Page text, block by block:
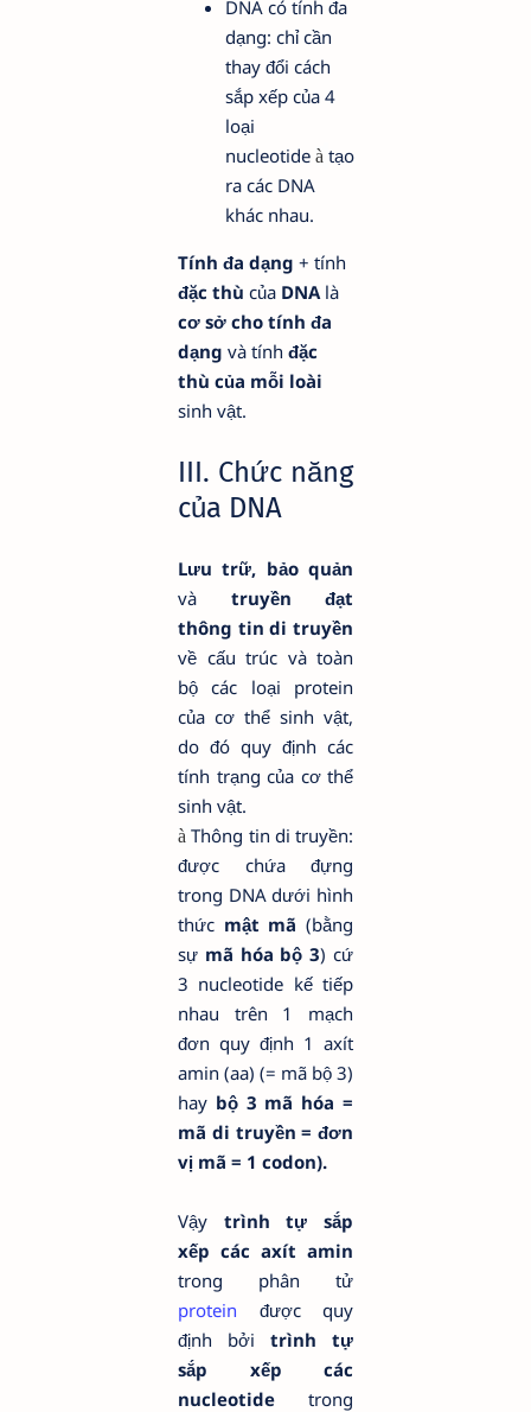
DNA có tính đa
dạng: chỉ cần
thay đổi cách
sắp xếp của 4
loại
nucleotide à tạo
ra các DNA
khác nhau.
Tính đa dạng + tính
đặc thù của DNA là
cơ sở cho tính đa
dạng và tính đặc
thù của mỗi loài
sinh vật.
III. Chức năng
của DNA
Lưu trữ, bảo quản
và truyền đạt
thông tin di truyền
về cấu trúc và toàn
bộ các loại protein
của cơ thể sinh vật,
do đó quy định các
tính trạng của cơ thể
sinh vật.
à Thông tin di truyền:
được chứa đựng
trong DNA dưới hình
thức mật mã (bằng
sự mã hóa bộ 3) cứ
3 nucleotide kế tiếp
nhau trên 1 mạch
đơn quy định 1 axít
amin (aa) (= mã bộ 3)
hay bộ 3 mã hóa =
mã di truyền = đơn
vị mã = 1 codon).
Vậy trình tự sắp
xếp các axít amin
trong phân tử
protein được quy
định bởi trình tự
sắp xếp các
nucleotide trong